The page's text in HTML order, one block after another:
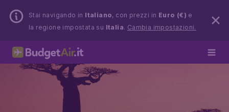
Stai navigando in Italiano, con prezzi in Euro (€) e
la regione impostata su Italia. Cambia impostazioni.